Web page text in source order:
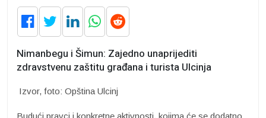
Nimanbegu i Šimun: Zajedno unaprijediti
zdravstvenu zaštitu građana i turista Ulcinja
Izvor, foto: Opština Ulcinj
Budući pravci i konkretne aktivnosti, kojima će se dodatno